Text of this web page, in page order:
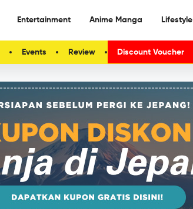
Entertainment Anime Manga Lifestyle
Events Review Discount Voucher